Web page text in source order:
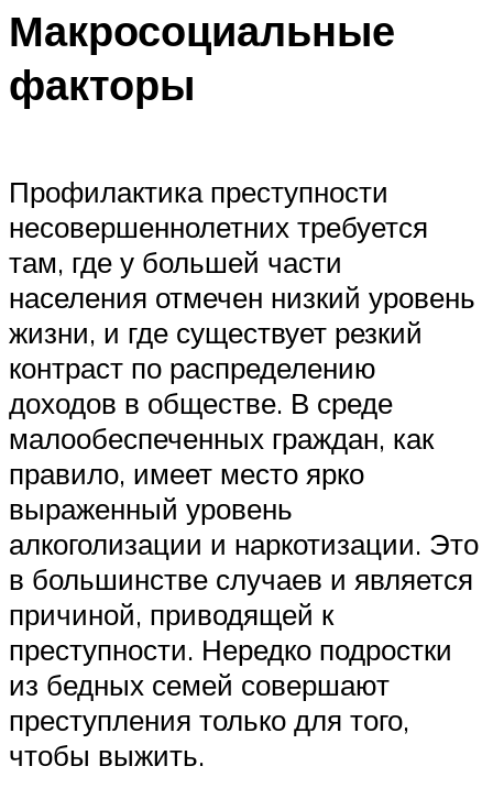
Макросоциальные
факторы
Профилактика преступности
несовершеннолетних требуется
там, где у большей части
населения отмечен низкий уровень
жизни, и где существует резкий
контраст по распределению
доходов в обществе. В среде
малообеспеченных граждан, как
правило, имеет место ярко
выраженный уровень
алкоголизации и наркотизации. Это
в большинстве случаев и является
причиной, приводящей к
преступности. Нередко подростки
из бедных семей совершают
преступления только для того,
чтобы выжить.